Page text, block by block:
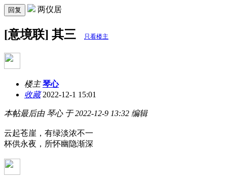
回复 两仪居
[意境联] 其三 只看楼主
楼主 琴心
收藏2022-12-1 15:01
本帖最后由 琴心 于 2022-12-9 13:32 编辑
云起苍崖，有绿淡浓不一
杯供永夜，所怀幽隐渐深